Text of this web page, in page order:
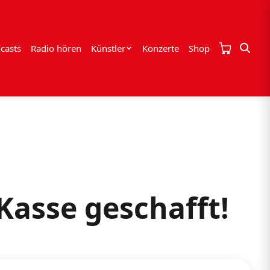
Radio hören Künstler Konzerte Shop
geschafft!